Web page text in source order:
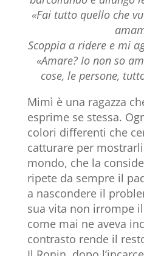
«Fai tutto quello che
Scoppia a ridere e mi
«Amare? Io non so
cose, le persone,
Mimì è una ragazza
esprime se stessa.
colori differenti che
catturare per
mondo, che la
ripete da sempre il
a nascondere il
sua vita non irrompe
come mai ne aveva
contrasto rende il